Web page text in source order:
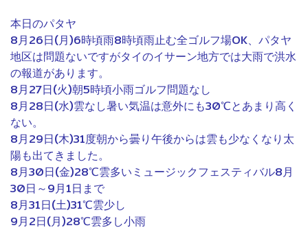
本日のパタヤ
8月26日(月)6時頃雨8時頃雨止む全ゴルフ場OK、パタヤ
地区は問題ないですがタイのイサーン地方では大雨で洪水
の報道があります。
8月27日(火)朝5時頃小雨ゴルフ問題なし
8月28日(水)雲なし暑い気温は意外にも30℃とあまり高く
ない。
8月29日(木)31度朝から曇り午後からは雲も少なくなり太
陽も出てきました。
8月30日(金)28℃雲多いミュージックフェスティバル8月
30日～9月1日まで
8月31日(土)31℃雲少し
9月2日(月)28℃雲多し小雨